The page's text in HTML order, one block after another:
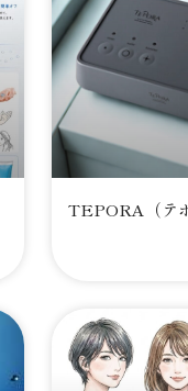
TEPORA（テ